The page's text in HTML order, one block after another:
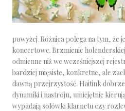
powyżej. Różnica polega na tym, że
koncertowe. Brzmienie
odmienne niż we wcześniejszej
bardziej mięsiste, konkretne, ale
dawną przejrzystość. Haitink
dynamiki i nastroju, umiejętnie
wypadają solówki klarnetu czy